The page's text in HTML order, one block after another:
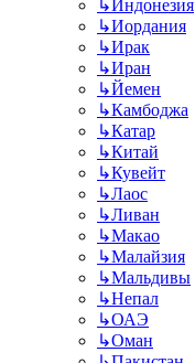
↳Индонезия
↳Иордания
↳Ирак
↳Иран
↳Йемен
↳Камбоджа
↳Катар
↳Китай
↳Кувейт
↳Лаос
↳Ливан
↳Макао
↳Малайзия
↳Мальдивы
↳Непал
↳ОАЭ
↳Оман